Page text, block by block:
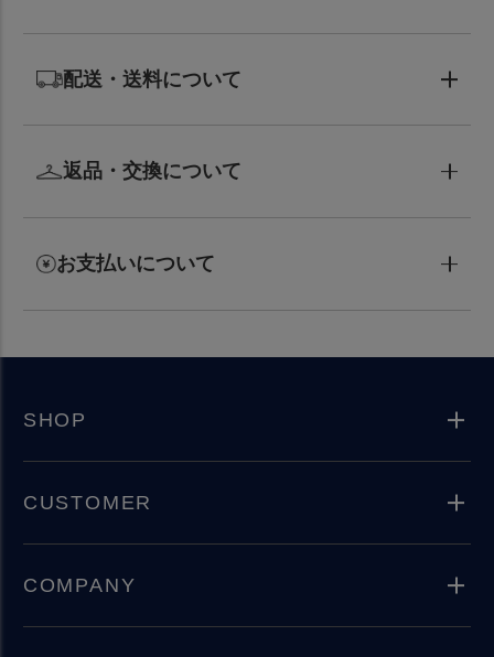
配送・送料について
返品・交換について
お支払いについて
SHOP
CUSTOMER
COMPANY